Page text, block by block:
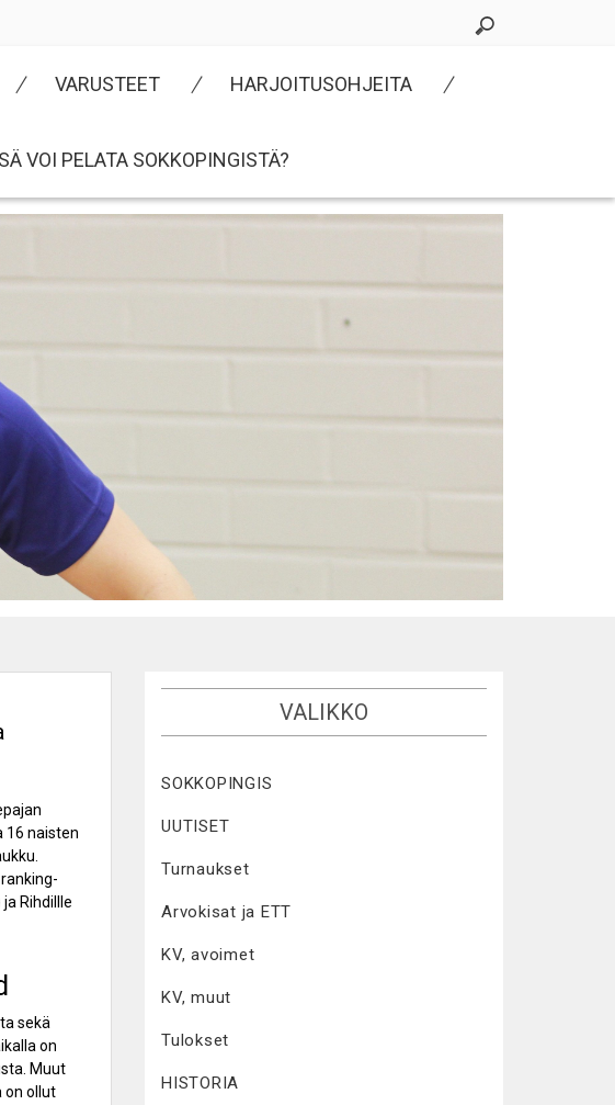
VARUSTEET HARJOITUSOHJEITA
VOI PELATA SOKKOPINGISTÄ?
16 naisten
Rihdillle
sekä
on
Muut
on ollut
VALIKKO
SOKKOPINGIS
UUTISET
Turnaukset
Arvokisat ja ETT
KV, avoimet
KV, muut
Tulokset
HISTORIA